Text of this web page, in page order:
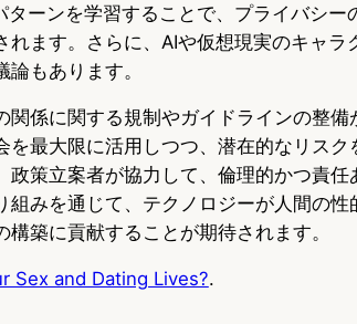
ーンを学習することで、プライバシー
れます。さらに、AIや仮想現実のキャラ
もあります。
係に関する規制やガイドラインの整備
を最大限に活用しつつ、潜在的なリスク
策立案者が協力して、倫理的かつ責任
組みを通じて、テクノロジーが人間の性
築に貢献することが期待されます。
Sex and Dating Lives?.